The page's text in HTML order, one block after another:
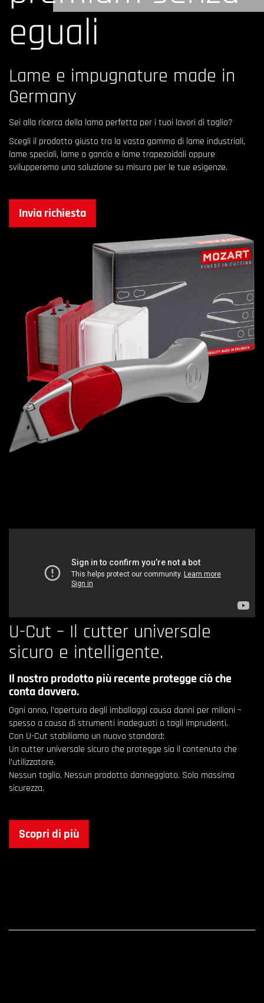
eguali
Lame e impugnature made in
Germany
Sei alla ricerca della lama perfetta per i tuoi lavori di taglio?
Scegli il prodotto giusto tra la vasta gamma di lame industriali,
lame speciali, lame a gancio e lame trapezoidali oppure
svilupperemo una soluzione su misura per le tue esigenze.
Invia richiesta
U-Cut – Il cutter universale
sicuro e intelligente.
Il nostro prodotto più recente protegge ciò che
conta davvero.
Ogni anno, l’apertura degli imballaggi causa danni per milioni –
spesso a causa di strumenti inadeguati o tagli imprudenti.
Con U-Cut stabiliamo un nuovo standard:
Un cutter universale sicuro che protegge sia il contenuto che
l’utilizzatore.
Nessun taglio. Nessun prodotto danneggiato. Solo massima
sicurezza.
Scopri di più